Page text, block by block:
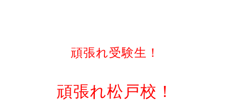
頑張れ受験生！
頑張れ松戸校！